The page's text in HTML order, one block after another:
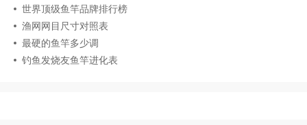
世界顶级鱼竿品牌排行榜
渔网网目尺寸对照表
最硬的鱼竿多少调
钓鱼发烧友鱼竿进化表